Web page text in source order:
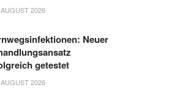
2026
Neuer
getestet
2026